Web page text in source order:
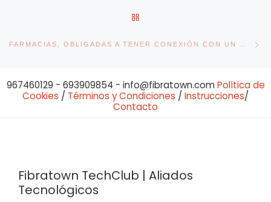
967460129 - 693909854 - info@fibratown.com Política de
Cookies / Términos y Condiciones / Instrucciones/
Contacto
Fibratown TechClub | Aliados
Tecnológicos